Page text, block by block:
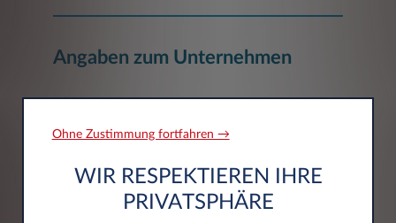
Angaben zum Unternehmen
Ohne Zustimmung fortfahren →
WIR RESPEKTIEREN IHRE
PRIVATSPHÄRE